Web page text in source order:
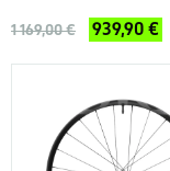
1 169,00 € 939,90 €